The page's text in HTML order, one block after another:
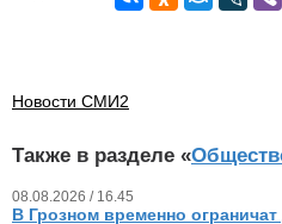
Новости СМИ2
Также в разделе «
08.08.2026 / 16.45
В Грозном временно